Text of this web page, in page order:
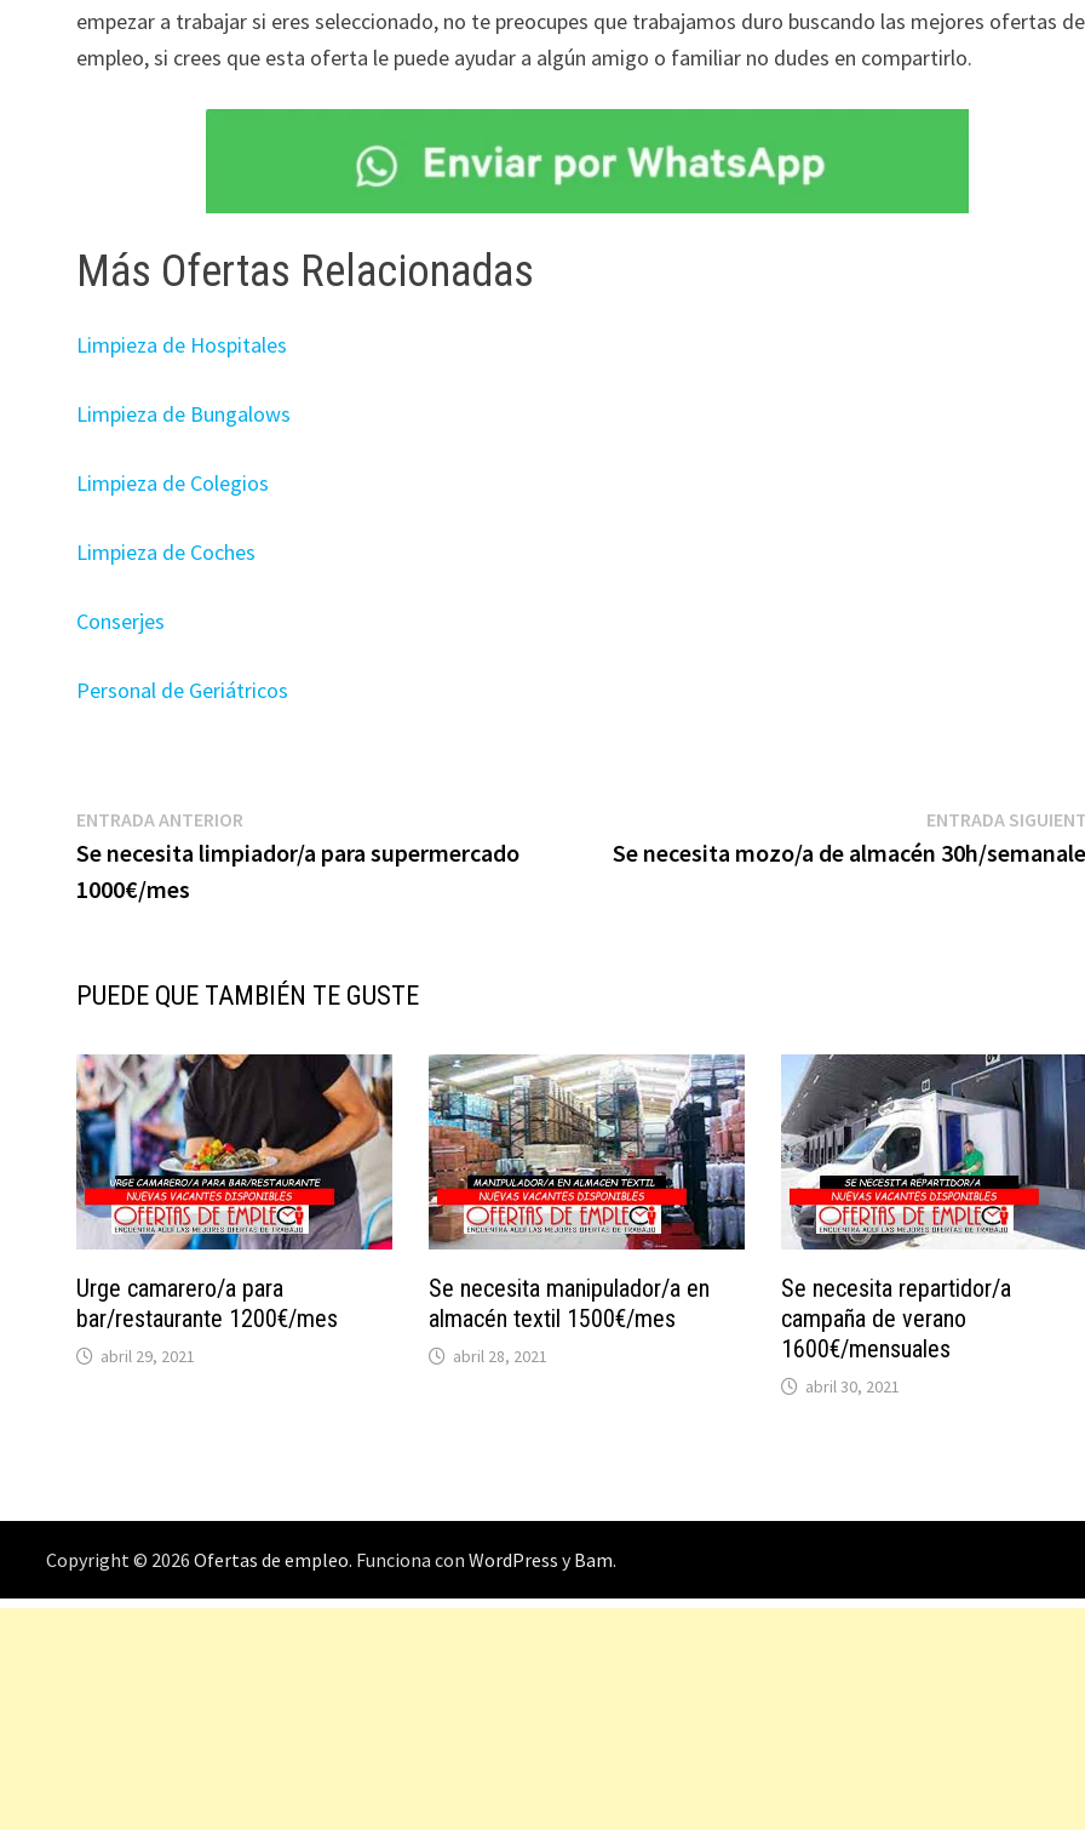
empezar a trabajar si eres seleccionado, no te preocupes que trabajamos duro buscando las mejores ofertas de
empleo, si crees que esta oferta le puede ayudar a algún amigo o familiar no dudes en compartirlo.
Más Ofertas Relacionadas
Limpieza de Hospitales
Limpieza de Bungalows
Limpieza de Colegios
Limpieza de Coches
Conserjes
Personal de Geriátricos
Navegación
de
entradas
ENTRADA ANTERIOR
anterior:
Se necesita limpiador/a para supermercado
1000€/mes
ENTRADA
Se necesita mozo/a de almacén 30h/
PUEDE QUE TAMBIÉN TE GUSTE
Urge camarero/a para
bar/restaurante 1200€/mes
abril 29, 2021
Se necesita manipulador/a en
almacén textil 1500€/mes
abril 28, 2021
Se necesita repartidor/a
campaña de verano
1600€/mensuales
abril 30, 2021
Copyright © 2026Ofertas de empleo. Funciona conWordPress yBam.